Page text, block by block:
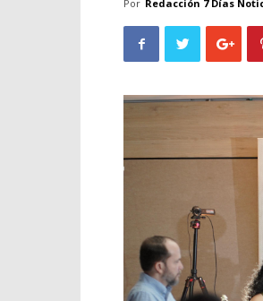
Por Redacción 7 Días